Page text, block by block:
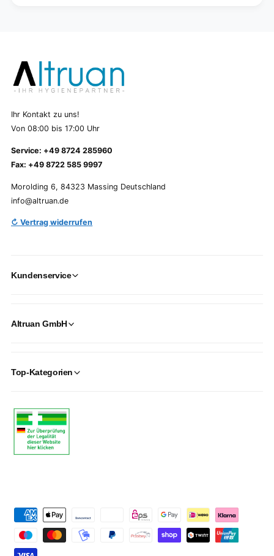
Ihr Kontakt zu uns!
Von 08:00 bis 17:00 Uhr
Service: +49 8724 285960
Fax: +49 8722 585 9997
Morolding 6, 84323 Massing Deutschland
info@altruan.de
↻ Vertrag widerrufen
Kundenservice
Altruan GmbH
Top-Kategorien